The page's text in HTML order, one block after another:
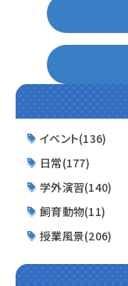
イベント(136)
日常(177)
学外演習(140)
飼育動物(11)
授業風景(206)